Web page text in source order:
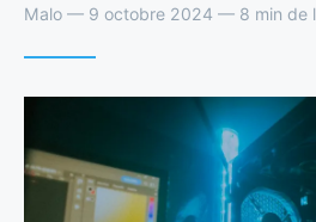
Malo — 9 octobre 2024 — 8 min de